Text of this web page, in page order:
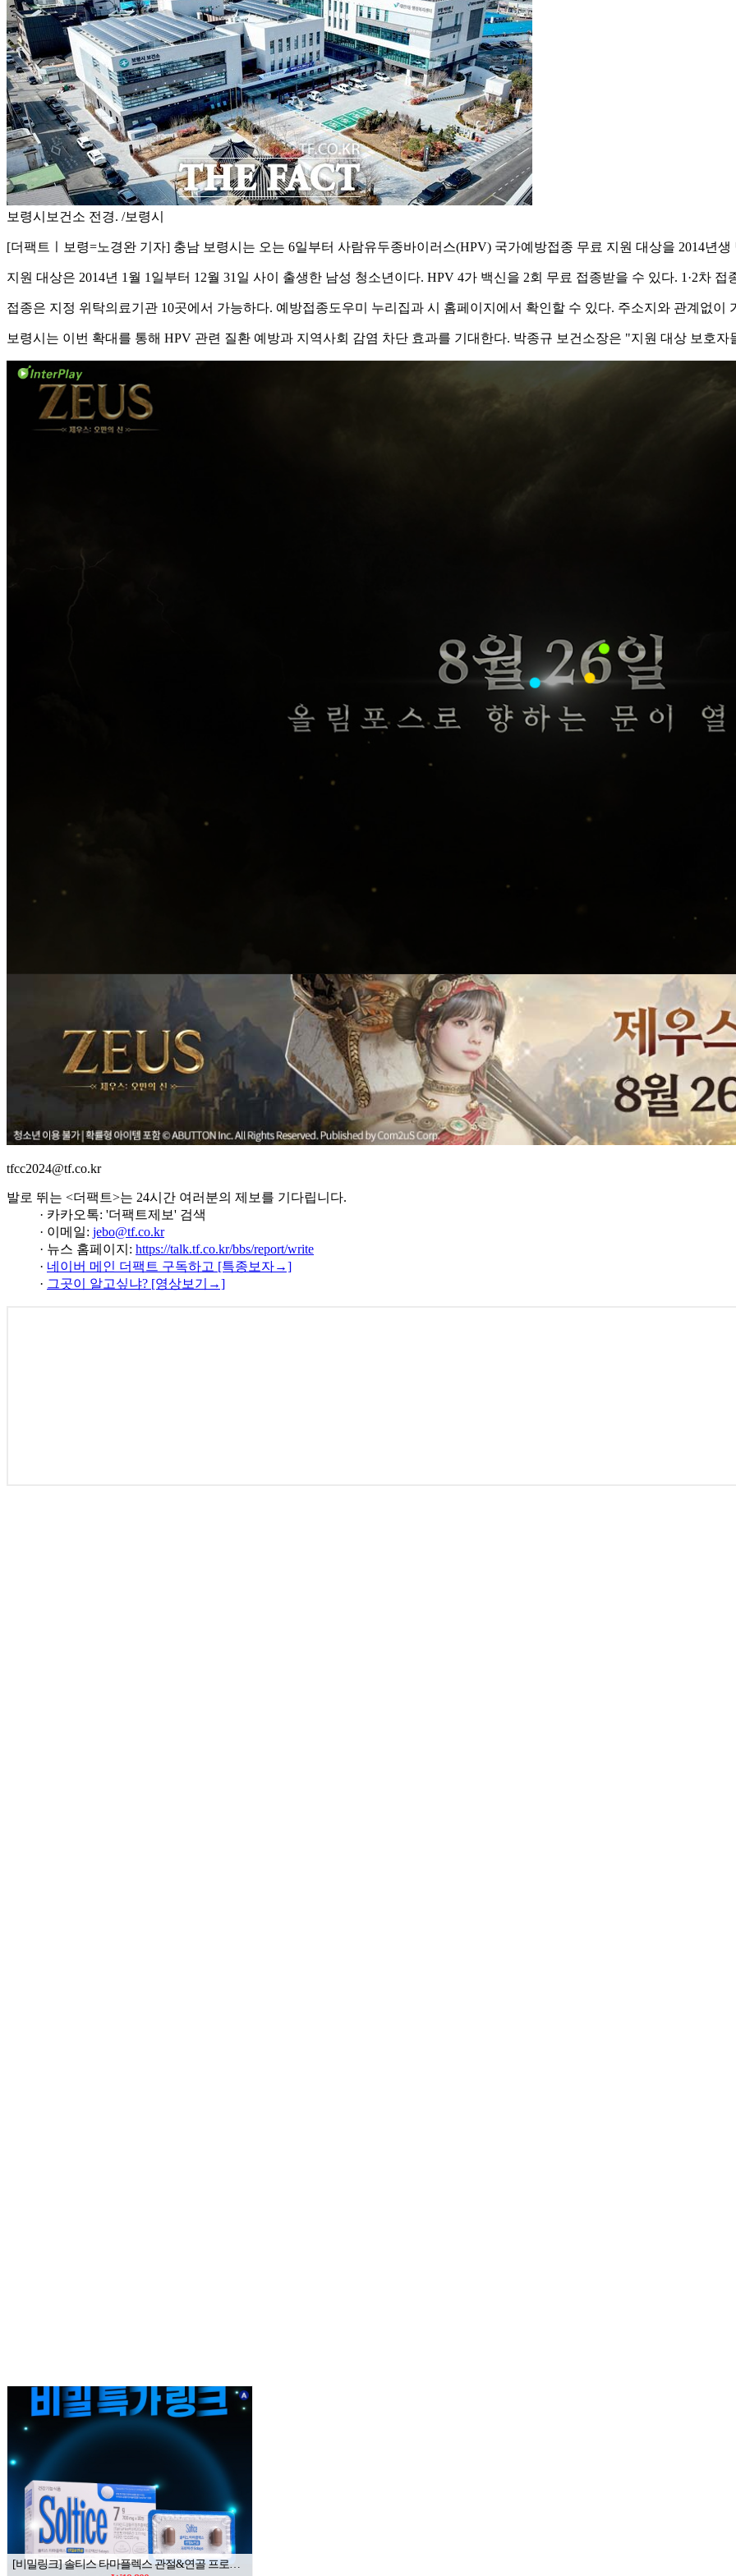
보령시보건소 전경. /보령시
[더팩트ㅣ보령=노경완 기자] 충남 보령시는 오는 6일부터 사람유두종바이러스(HPV) 국가예방접종 무료 지원 대상을 2014년
지원 대상은 2014년 1월 1일부터 12월 31일 사이 출생한 남성 청소년이다. HPV 4가 백신을 2회 무료 접종받을 수 있다. 1·2차
접종은 지정 위탁의료기관 10곳에서 가능하다. 예방접종도우미 누리집과 시 홈페이지에서 확인할 수 있다. 주소지와 관계없이
보령시는 이번 확대를 통해 HPV 관련 질환 예방과 지역사회 감염 차단 효과를 기대한다. 박종규 보건소장은 "지원 대상 보호
tfcc2024@tf.co.kr
발로 뛰는 <더팩트>는 24시간 여러분의 제보를 기다립니다.
· 카카오톡: '더팩트제보' 검색
· 이메일: jebo@tf.co.kr
· 뉴스 홈페이지: https://talk.tf.co.kr/bbs/report/write
· 네이버 메인 더팩트 구독하고 [특종보자→]
· 그곳이 알고싶냐? [영상보기→]